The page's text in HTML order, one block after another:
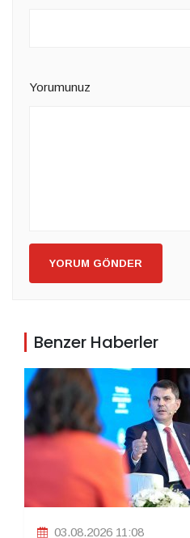
Yorumunuz
YORUM GÖNDER
Benzer Haberler
03.08.2026 11:08